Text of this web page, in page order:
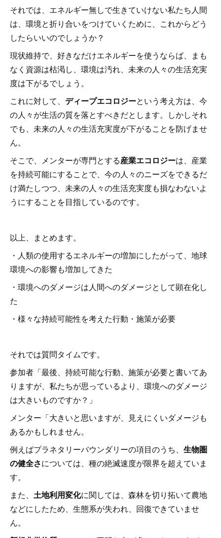
それでは、エネルギー無しで生きていけない私たち人間
は、環境と折り合いをつけていくために、これからどう
したらいいのでしょうか？
現状維持で、好きなだけエネルギーを使うならば、まも
なく資源は枯渇し、環境は汚れ、未来の人々の生活充実
度は下がるでしょう。
これに対して、 ディープエコロジーという考え方は、今
の人々が生活の質を落とすべきだとします。しかしそれ
でも、未来の人々の生活充実度が下がることを防げませ
ん。
そこで、メンターが専門とする産業エコロジーは、産業
を持続可能にすることで、今の人々のニーズをできるだ
け満たしつつ、未来の人々の生活充実度も損なわないよ
うにすることを目指しているのです。
以上、まとめます。
・人類の使用するエネルギーの増加にしたがって、地球
環境への影響も増加してきた
・環境へのダメージは人間へのダメージとして顕在化し
た
・様々な持続可能性を考えた行動・施策が必要
それでは質問タイムです。
参加者「最後、持続可能な行動、施策が必要と書いてあ
りますが、私たちが思っているより、環境へのダメージ
は大きいものですか？」
メンター「大きいと思いますが、見えにくいダメージも
あるかもしれません。
例えばプラネタリーバウンダリーの項目のうち、 生物圏
の健全さについては、種の絶滅速度が限界を超えていま
す。
また、 土地利用変化に関しては、森林を切り拓いて農地
などにしたため、生態系が失われ、回復できていませ
ん。